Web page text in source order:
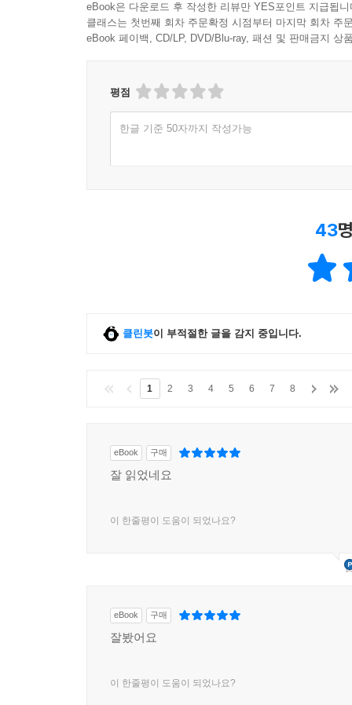
eBook은 다운로드 후 작성한 리뷰만 YES포인트 지급됩니
클래스는 첫번째 회차 주문확정 시점부터 마지막 회차 주
eBook 페이백, CD/LP, DVD/Blu-ray, 패션 및 판매금지 상
평점
한글 기준 50자까지 작성가능
43
클린봇이 부적절한 글을 감지 중입니다.
1 2 3 4 5 6 7 8
eBook 구매
잘 읽었네요
이 한줄평이 도움이 되었나요?
eBook 구매
잘봤어요
이 한줄평이 도움이 되었나요?